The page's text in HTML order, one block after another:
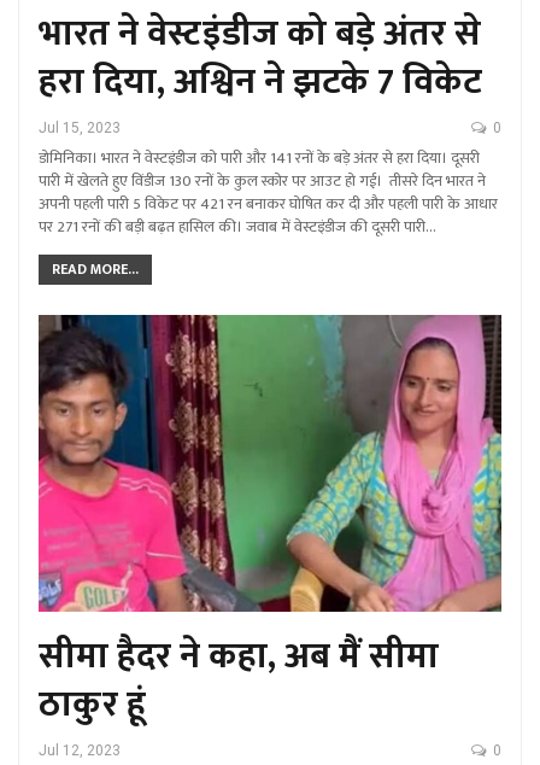
भारत ने वेस्टइंडीज को बड़े अंतर से
हरा दिया, अश्विन ने झटके 7 विकेट
Jul 15, 2023 0
डोमिनिका। भारत ने वेस्टइंडीज को पारी और 141 रनों के बड़े अंतर से हरा दिया। दूसरी
पारी में खेलते हुए विंडीज 130 रनों के कुल स्कोर पर आउट हो गई। तीसरे दिन भारत ने
अपनी पहली पारी 5 विकेट पर 421 रन बनाकर घोषित कर दी और पहली पारी के आधार
पर 271 रनों की बड़ी बढ़त हासिल की। जवाब में वेस्टइंडीज की दूसरी पारी…
READ MORE...
सीमा हैदर ने कहा, अब मैं सीमा
ठाकुर हूं
Jul 12, 2023 0